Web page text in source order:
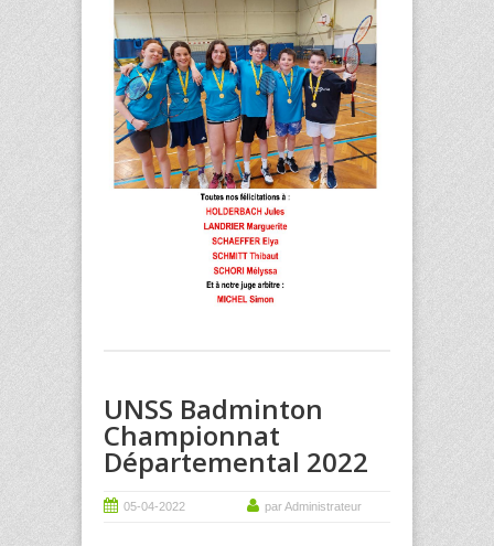
UNSS Badminton
Championnat
Départemental 2022
05-04-2022 par Administrateur